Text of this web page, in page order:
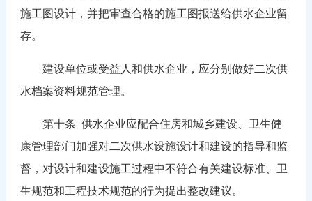
施工图设计，并把审查合格的施工图报送给供水企业留
存。
建设单位或受益人和供水企业，应分别做好二次供
水档案资料规范管理。
第十条 供水企业应配合住房和城乡建设、卫生健
康管理部门加强对二次供水设施设计和建设的指导和监
督，对设计和建设施工过程中不符合有关建设标准、卫
生规范和工程技术规范的行为提出整改建议。